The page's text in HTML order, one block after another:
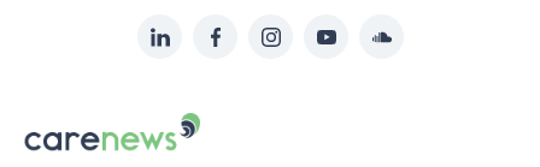
sur:
LinkedInFacebookInstagramYouTubeSoundcloud
Carenews,
Le